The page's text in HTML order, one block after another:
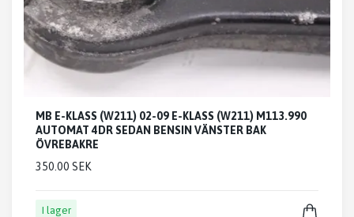
MB E-KLASS (W211) 02-09 E-KLASS (W211) M113.990
AUTOMAT 4DR SEDAN BENSIN VÄNSTER BAK
ÖVREBAKRE
350.00 SEK
I lager